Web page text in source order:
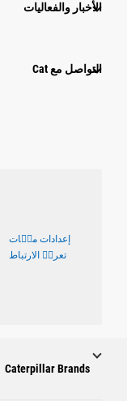
الأخبار والفعاليات
التواصل مع Cat
إعدادات ملٝات
تعريٝ الارتباط
Caterpillar Brands